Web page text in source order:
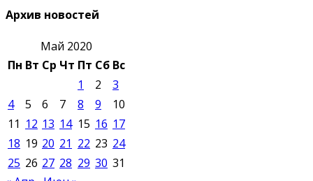
Архив новостей
Май 2020
Пн Вт Ср Чт Пт Сб Вс
1
2
3
4
5 6 7 8 9
10
11 12 13 14 15 16 17
18 19 20 21 22 23 24
25 26 27 28 29 30 31